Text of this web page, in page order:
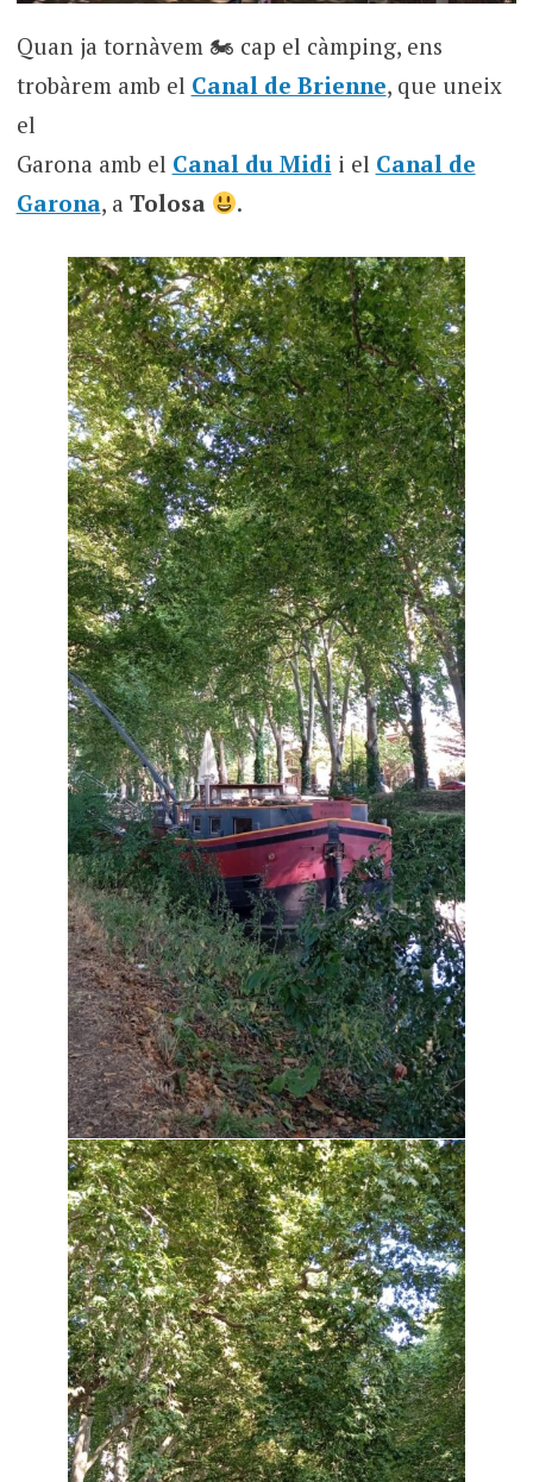
Quan ja tornàvem 🏍 cap el càmping, ens
trobàrem amb el Canal de Brienne, que uneix
el
Garona amb el Canal du Midii el Canal de
Garona, a Tolosa .